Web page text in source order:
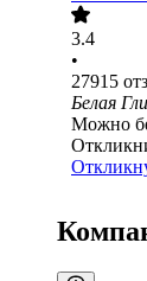
3.4
•
27915
Белая
Можно